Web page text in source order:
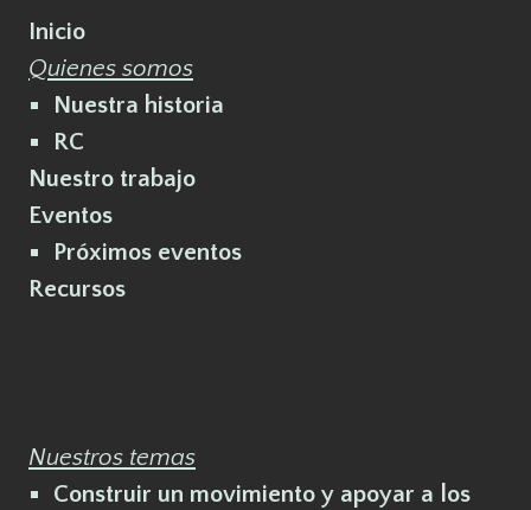
Inicio
Quienes somos
Nuestra historia
RC
Nuestro trabajo
Eventos
Próximos eventos
Recursos
Nuestros temas
Construir un movimiento y apoyar a los